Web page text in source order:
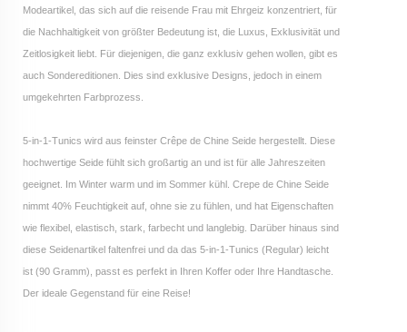
Modeartikel, das sich auf die reisende Frau mit Ehrgeiz konzentriert, für
die Nachhaltigkeit von größter Bedeutung ist, die Luxus, Exklusivität und
Zeitlosigkeit liebt. Für diejenigen, die ganz exklusiv gehen wollen, gibt es
auch Sondereditionen. Dies sind exklusive Designs, jedoch in einem
umgekehrten Farbprozess.
5-in-1-Tunics wird aus feinster Crêpe de Chine Seide hergestellt. Diese
hochwertige Seide fühlt sich großartig an und ist für alle Jahreszeiten
geeignet. Im Winter warm und im Sommer kühl. Crepe de Chine Seide
nimmt 40% Feuchtigkeit auf, ohne sie zu fühlen, und hat Eigenschaften
wie flexibel, elastisch, stark, farbecht und langlebig. Darüber hinaus sind
diese Seidenartikel faltenfrei und da das 5-in-1-Tunics (Regular) leicht
ist (90 Gramm), passt es perfekt in Ihren Koffer oder Ihre Handtasche.
Der ideale Gegenstand für eine Reise!